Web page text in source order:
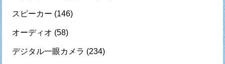
スピーカー (146)
オーディオ (58)
デジタル一眼カメラ (234)